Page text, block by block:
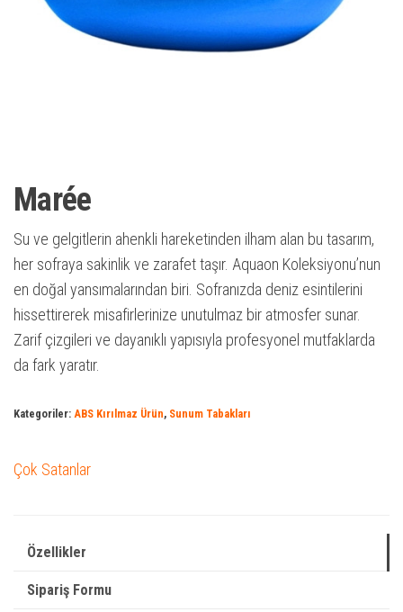
Marée
Su ve gelgitlerin ahenkli hareketinden ilham alan bu tasarım,
her sofraya sakinlik ve zarafet taşır. Aquaon Koleksiyonu’nun
en doğal yansımalarından biri. Sofranızda deniz esintilerini
hissettirerek misafirlerinize unutulmaz bir atmosfer sunar.
Zarif çizgileri ve dayanıklı yapısıyla profesyonel mutfaklarda
da fark yaratır.
Kategoriler: ABS Kırılmaz Ürün, Sunum Tabakları
Çok Satanlar
Özellikler
Sipariş Formu